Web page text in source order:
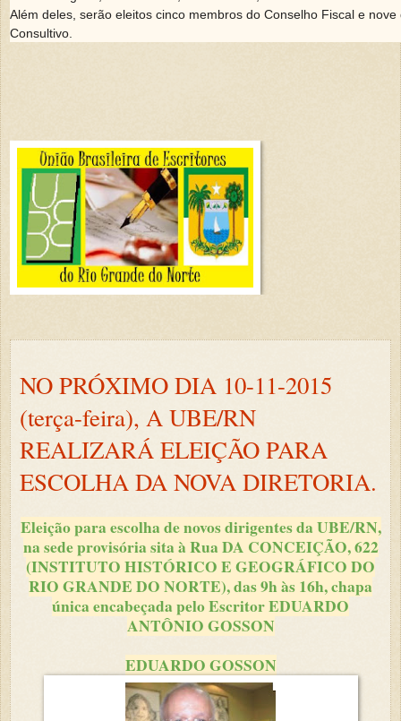
Além deles, serão eleitos cinco membros do Conselho Fiscal e nove
Consultivo.
NO PRÓXIMO DIA 10-11-2015
(terça-feira), A UBE/RN
REALIZARÁ ELEIÇÃO PARA
ESCOLHA DA NOVA DIRETORIA.
Eleição para escolha de novos dirigentes da UBE/RN,
na sede provisória sita à Rua DA CONCEIÇÃO, 622
(INSTITUTO HISTÓRICO E GEOGRÁFICO DO
RIO GRANDE DO NORTE), das 9h às 16h, chapa
única encabeçada pelo Escritor EDUARDO
ANTÔNIO GOSSON
EDUARDO GOSSON